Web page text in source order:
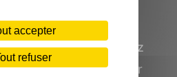
où vous incarnerez
déterminé à devenir
accepter
refuser